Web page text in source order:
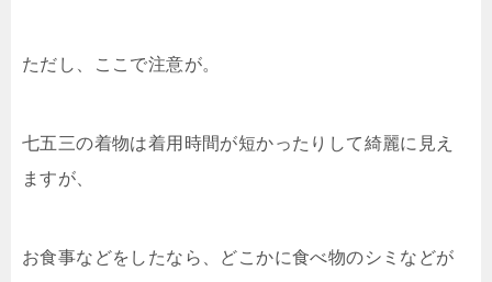
ただし、ここで注意が。
七五三の着物は着用時間が短かったりして綺麗に見え
ますが、
お食事などをしたなら、どこかに食べ物のシミなどが